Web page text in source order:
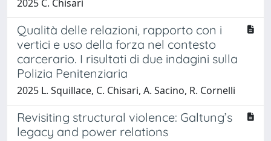
2025 C. Chisari
Qualità delle relazioni, rapporto con i
vertici e uso della forza nel contesto
carcerario. I risultati di due indagini sulla
Polizia Penitenziaria
2025 L. Squillace, C. Chisari, A. Sacino, R. Cornelli
Revisiting structural violence: Galtung’s
legacy and power relations